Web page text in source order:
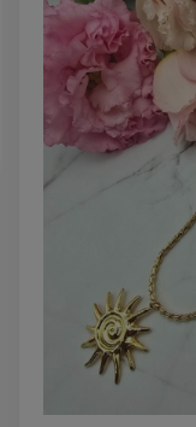
DO KOSZYKA